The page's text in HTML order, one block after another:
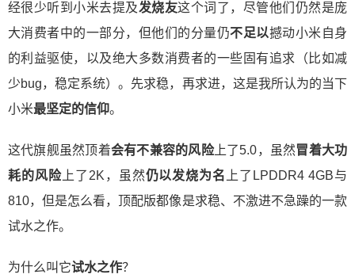
经很少听到小米去提及发烧友这个词了，尽管他们仍然是庞
大消费者中的一部分，但他们的分量仍不足以撼动小米自身
的利益驱使，以及绝大多数消费者的一些固有追求（比如减
少bug，稳定系统）。先求稳，再求进，这是我所认为的当下
小米最坚定的信仰。
这代旗舰虽然顶着会有不兼容的风险上了5.0，虽然冒着大功
耗的风险上了2K，虽然仍以发烧为名 上了LPDDR4 4GB与
810，但是怎么看，顶配版都像是求稳、不激进不急躁的一款
试水之作。
为什么叫它试水之作？